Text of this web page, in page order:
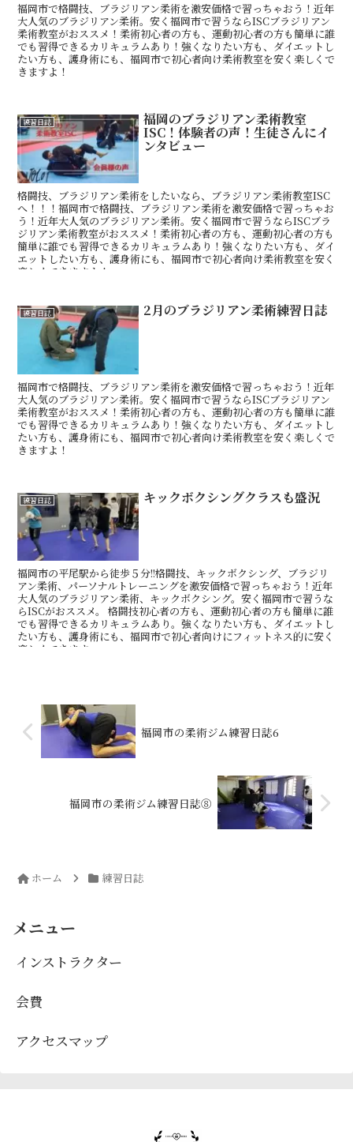
福岡市で格闘技、ブラジリアン柔術を激安価格で習っちゃおう！近年
大人気のブラジリアン柔術。安く福岡市で習うならISCブラジリアン
柔術教室がおススメ！柔術初心者の方も、運動初心者の方も簡単に誰
でも習得できるカリキュラムあり！強くなりたい方も、ダイエットし
たい方も、護身術にも、福岡市で初心者向け柔術教室を安く楽しくで
きますよ！
練習日誌 福岡のブラジリアン柔術教室
ISC！体験者の声！生徒さんにイ
ンタビュー
格闘技、ブラジリアン柔術をしたいなら、ブラジリアン柔術教室ISC
へ！！！福岡市で格闘技、ブラジリアン柔術を激安価格で習っちゃお
う！近年大人気のブラジリアン柔術。安く福岡市で習うならISCブラ
ジリアン柔術教室がおススメ！柔術初心者の方も、運動初心者の方も
簡単に誰でも習得できるカリキュラムあり！強くなりたい方も、ダイ
エットしたい方も、護身術にも、福岡市で初心者向け柔術教室を安く
楽しくできますよ！
練習日誌 2月のブラジリアン柔術練習日誌
福岡市で格闘技、ブラジリアン柔術を激安価格で習っちゃおう！近年
大人気のブラジリアン柔術。安く福岡市で習うならISCブラジリアン
柔術教室がおススメ！柔術初心者の方も、運動初心者の方も簡単に誰
でも習得できるカリキュラムあり！強くなりたい方も、ダイエットし
たい方も、護身術にも、福岡市で初心者向け柔術教室を安く楽しくで
きますよ！
練習日誌 キックボクシングクラスも盛況
福岡市の平尾駅から徒歩５分!!格闘技、キックボクシング、ブラジリ
アン柔術、パーソナルトレーニングを激安価格で習っちゃおう！近年
大人気のブラジリアン柔術、キックボクシング。安く福岡市で習うな
らISCがおススメ。 格闘技初心者の方も、運動初心者の方も簡単に誰
でも習得できるカリキュラムあり。強くなりたい方も、ダイエットし
たい方も、護身術にも、福岡市で初心者向けにフィットネス的に安く
楽しくできます
福岡市の柔術ジム練習日誌6
福岡市の柔術ジム練習日誌⑧
ホーム 練習日誌
メニュー
インストラクター
会費
アクセスマップ